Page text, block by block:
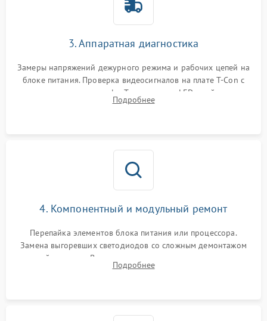
3. Аппаратная диагностика
Замеры напряжений дежурного режима и рабочих цепей на
блоке питания. Проверка видеосигналов на плате T-Con с
помощью осциллографа. Тестирование LED-драйвера и
светодиодных планок подсветки мультиметром.
Подробнее
4. Компонентный и модульный ремонт
Перепайка элементов блока питания или процессора.
Замена выгоревших светодиодов со сложным демонтажом
хрупкой матрицы. Восстановление поврежденных дорожек,
прошивка микросхем памяти EEPROM
Подробнее